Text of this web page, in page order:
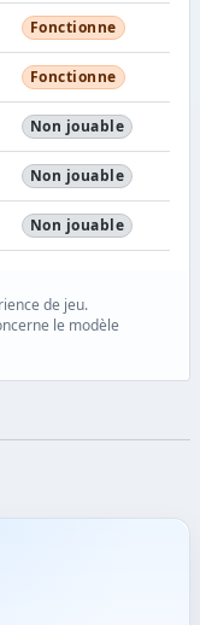
Fonctionne
Fonctionne
Non jouable
Non jouable
Non jouable
de jeu.
le modèle